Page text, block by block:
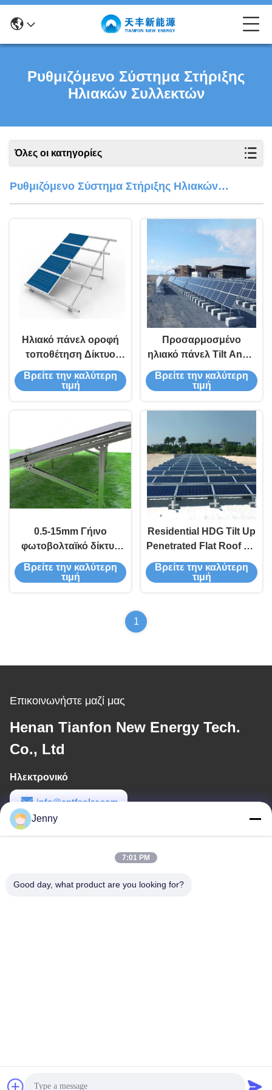
Ρυθμιζόμενο Σύστημα Στήριξης
Ηλιακών Συλλεκτών
Όλες οι κατηγορίες
Ρυθμιζόμενο Σύστημα Στήριξης Ηλιακών
Συλλεκτών
Ηλιακό πάνελ οροφή
τοποθέτηση Δίκτυο
συνδεδεμένο Ηλιακό
σύστημα Τελειωμένη -
Βρείτε την καλύτερη
τιμή
Προσαρμοσμένο
ηλιακό πάνελ Tilt Angel
Γη Εγκατάσταση Δίκτυο
Δικτυωμένο Ηλιακό
Βρείτε την καλύτερη
τιμή
0.5-15mm Γήινο
φωτοβολταϊκό δίκτυο
συνδεδεμένο με ηλιακό
σύστημα με ράφους
Βρείτε την καλύτερη
τιμή
Residential HDG Tilt Up
Penetrated Flat Roof PV
Mounting Systems
Βρείτε την καλύτερη
τιμή
1
Επικοινωνήστε μαζί μας
Henan Tianfon New Energy Tech.
Co., Ltd
Ηλεκτρονικό
info@cntfsolar.com
Εργασιακό χρόνο
Πολιτική απορρήτου
Jenny
7:01 PM
Good day, what product are you looking for?